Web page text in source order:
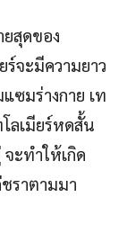
ยสุดของ
ร์จะมีความยาว
ซมร่างกาย เท
ลเมียร์หดสั้น
ะทำให้เกิด
ราตามมา